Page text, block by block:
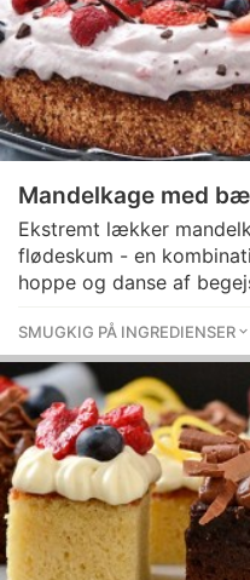
Mandelkage med
Ekstremt lækker
flødeskum - en
hoppe og danse af
SMUGKIG PÅ INGREDIENSER